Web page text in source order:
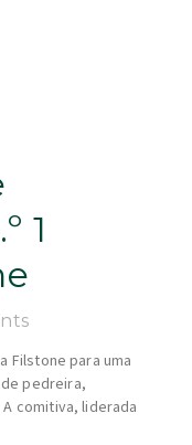
1
Filstone para uma
pedreira,
comitiva, liderada